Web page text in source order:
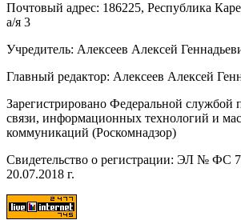
Почтовый адрес: 186225, Республика
а/я 3
Учредитель: Алексеев Алексей
Главный редактор: Алексеев Алексей
Зарегистрировано Федеральной службой
связи, информационных технологий и
коммуникаций (Роскомнадзор)
Свидетельство о регистрации: ЭЛ № ФС
20.07.2018 г.